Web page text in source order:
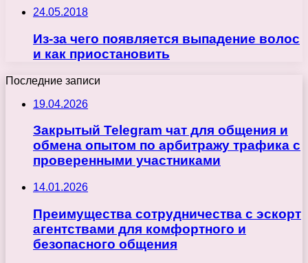
24.05.2018
Из-за чего появляется выпадение волос
и как приостановить
Последние записи
19.04.2026
Закрытый Telegram чат для общения и
обмена опытом по арбитражу трафика с
проверенными участниками
14.01.2026
Преимущества сотрудничества с эскорт
агентствами для комфортного и
безопасного общения